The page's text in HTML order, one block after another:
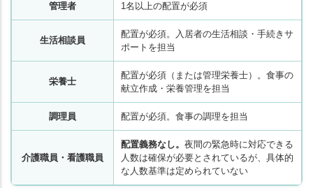
管理者 1名以上の配置が必須
生活相談員
配置が必須。入居者の生活相談・手続きサ
ポートを担当
栄養士
配置が必須（または管理栄養士）。食事の
献立作成・栄養管理を担当
調理員 配置が必須。食事の調理を担当
介護職員・看護職員
配置義務なし。 夜間の緊急時に対応できる
人数は確保が必要とされているが、具体的
な人数基準は定められていない